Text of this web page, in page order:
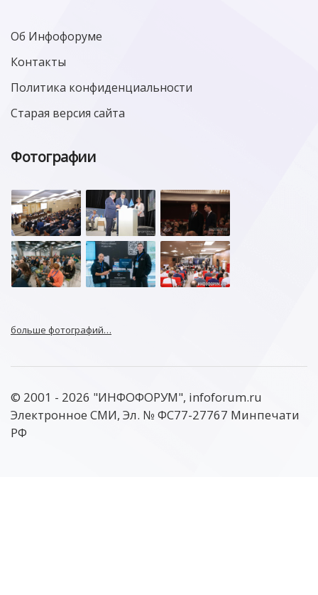
Об Инфофоруме
Контакты
Политика конфиденциальности
Старая версия сайта
Фотографии
больше фотографий…
© 2001 - 2026 "ИНФОФОРУМ", infoforum.ru
Электронное СМИ, Эл. № ФС77-27767 Минпечати
РФ